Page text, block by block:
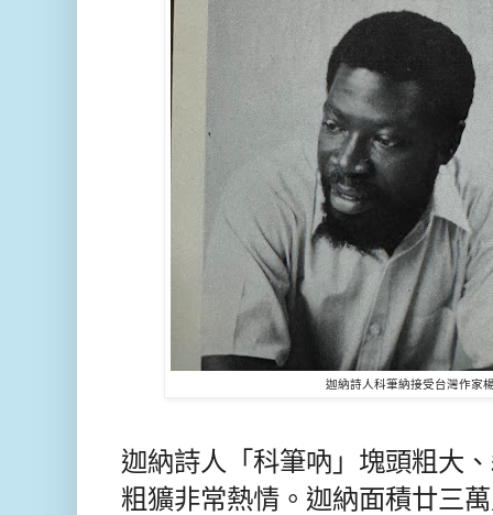
迦納詩人科筆納接受台灣作家
迦納詩人「科筆吶」塊頭粗大、
粗獷非常熱情。迦納面積廿三